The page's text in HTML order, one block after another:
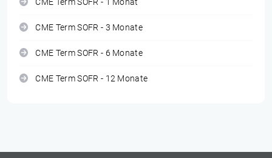
CME Term SOFR - 1 Monat
CME Term SOFR - 3 Monate
CME Term SOFR - 6 Monate
CME Term SOFR - 12 Monate